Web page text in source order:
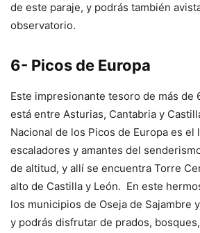
de este paraje, y podrás también
observatorio.
6- Picos de Europa
Este impresionante tesoro de más de
está entre Asturias, Cantabria y
Nacional de los Picos de Europa es
escaladores y amantes del
de altitud, y allí se encuentra Torre
alto de Castilla y León. En este
los municipios de Oseja de Sajambre
y podrás disfrutar de prados,